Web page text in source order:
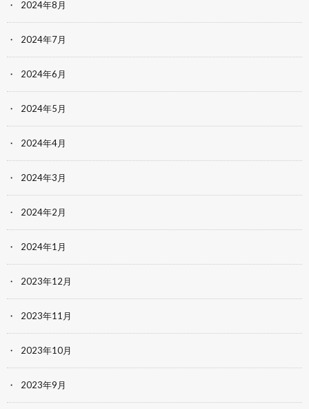
2024年8月
2024年7月
2024年6月
2024年5月
2024年4月
2024年3月
2024年2月
2024年1月
2023年12月
2023年11月
2023年10月
2023年9月